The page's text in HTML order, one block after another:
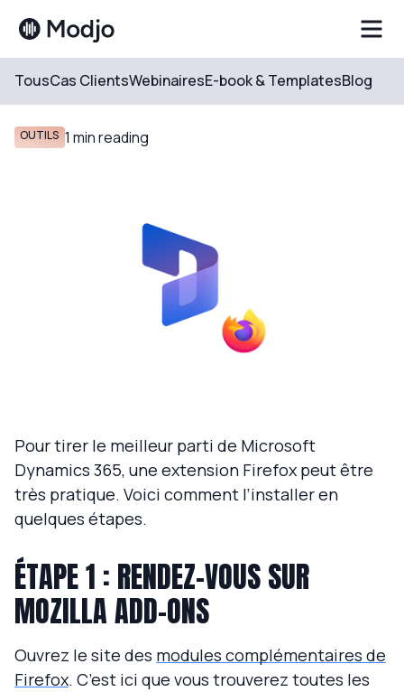
TousCas ClientsWebinairesE-book & TemplatesBlog
OUTILS 1 min reading
Pour tirer le meilleur parti de Microsoft
Dynamics 365, une extension Firefox peut être
très pratique. Voici comment l’installer en
quelques étapes.
ÉTAPE 1 : RENDEZ-VOUS SUR
MOZILLA ADD-ONS
Ouvrez le site des modules complémentaires de
Firefox. C’est ici que vous trouverez toutes les